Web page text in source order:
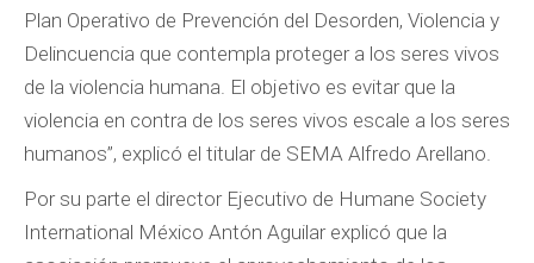
Plan Operativo de Prevención del Desorden, Violencia y
Delincuencia que contempla proteger a los seres vivos
de la violencia humana. El objetivo es evitar que la
violencia en contra de los seres vivos escale a los seres
humanos”, explicó el titular de SEMA Alfredo Arellano.
Por su parte el director Ejecutivo de Humane Society
International México Antón Aguilar explicó que la